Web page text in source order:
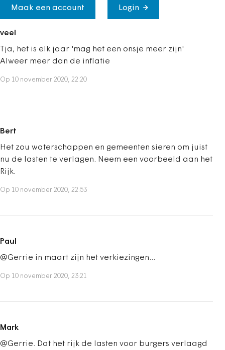
Maak een account Login
veel
Tja, het is elk jaar 'mag het een onsje meer zijn'
Alweer meer dan de inflatie
Op 10 november 2020, 22:20
Bert
Het zou waterschappen en gemeenten sieren om juist
nu de lasten te verlagen. Neem een voorbeeld aan het
Rijk.
Op 10 november 2020, 22:53
Paul
@Gerrie in maart zijn het verkiezingen...
Op 10 november 2020, 23:21
Mark
@Gerrie. Dat het rijk de lasten voor burgers verlaagd